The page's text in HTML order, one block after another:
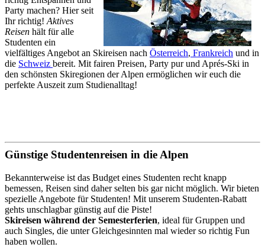
Party machen? Hier seit
Ihr richtig! Aktives
Reisen hält für alle
Studenten ein
vielfältiges Angebot an Skireisen nach Österreich, Frankreich und in
die Schweiz bereit. Mit fairen Preisen, Party pur und Aprés-Ski in
den schönsten Skiregionen der Alpen ermöglichen wir euch die
perfekte Auszeit zum Studienalltag!
Günstige Studentenreisen in die Alpen
Bekannterweise ist das Budget eines Studenten recht knapp
bemessen, Reisen sind daher selten bis gar nicht möglich. Wir bieten
spezielle Angebote für Studenten! Mit unserem Studenten-Rabatt
gehts unschlagbar günstig auf die Piste!
Skireisen während der Semesterferien, ideal für Gruppen und
auch Singles, die unter Gleichgesinnten mal wieder so richtig Fun
haben wollen.